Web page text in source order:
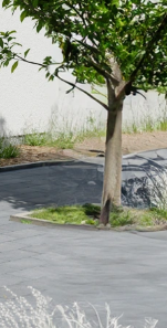
Produkt zu
Sie
Konfigurator
gerne an.
nicht
an
zurück oder
Ihren
an eine
und Montage